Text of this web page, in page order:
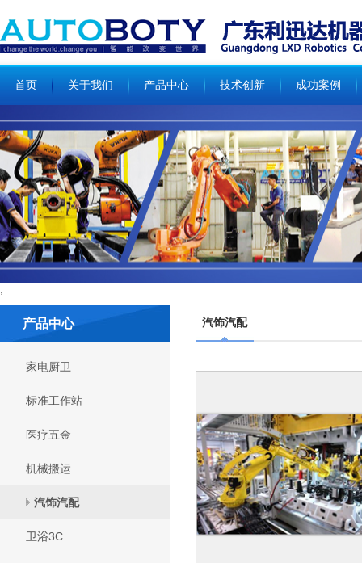
首页 关于我们 产品中心 技术创新 成功案例
;
产品中心
家电厨卫
标准工作站
医疗五金
机械搬运
汽饰汽配
卫浴3C
汽饰汽配